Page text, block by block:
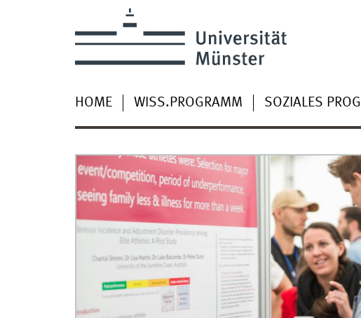
HOME WISS.PROGRAMM SOZIALES